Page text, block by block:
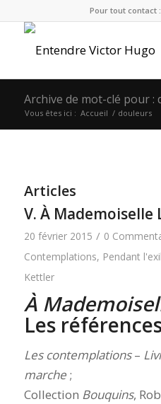
Pour tout contact :
Archive de mot-clé pour :
Vous êtes ici : Accueil / douleurs
Articles
V. À Mademoiselle
20 février 2015 / 0
Contemplations, Pendant l'exil
Kettler
À
Les
Les contemplations–
marche;
Collection Bouquins,